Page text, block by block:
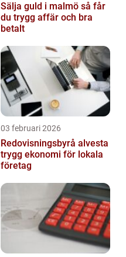
Sälja guld i malmö så får
du trygg affär och bra
betalt
03 februari 2026
Redovisningsbyrå alvesta
trygg ekonomi för lokala
företag